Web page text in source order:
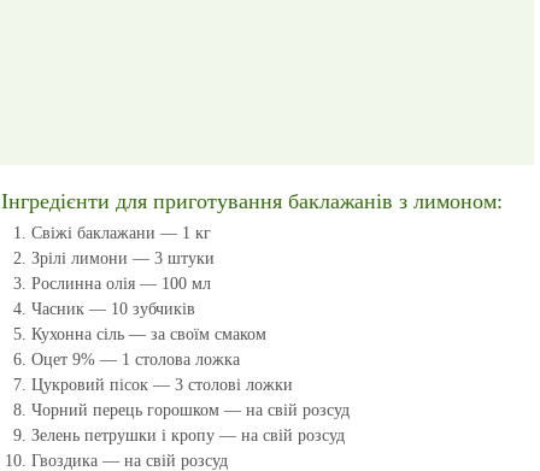
Інгредієнти для приготування баклажанів з лимоном:
Свіжі баклажани — 1 кг
Зрілі лимони — 3 штуки
Рослинна олія — 100 мл
Часник — 10 зубчиків
Кухонна сіль — за своїм смаком
Оцет 9% — 1 столова ложка
Цукровий пісок — 3 столові ложки
Чорний перець горошком — на свій розсуд
Зелень петрушки і кропу — на свій розсуд
Гвоздика — на свій розсуд